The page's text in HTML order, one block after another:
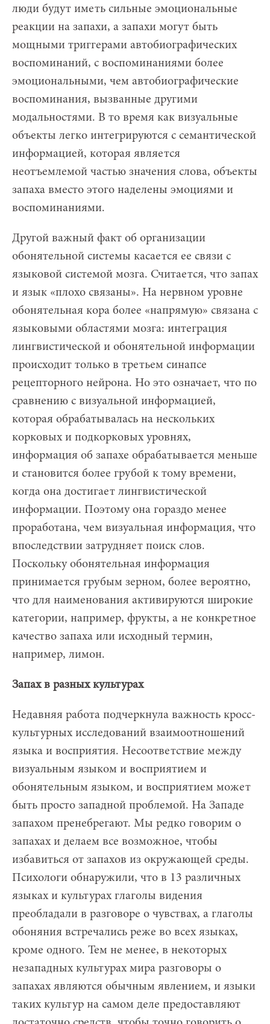
люди будут иметь сильные эмоциональные
реакции на запахи, а запахи могут быть
мощными триггерами автобиографических
воспоминаний, с воспоминаниями более
эмоциональными, чем автобиографические
воспоминания, вызванные другими
модальностями. В то время как визуальные
объекты легко интегрируются с семантической
информацией, которая является
неотъемлемой частью значения слова, объекты
запаха вместо этого наделены эмоциями и
воспоминаниями.
Другой важный факт об организации
обонятельной системы касается ее связи с
языковой системой мозга. Считается, что запах
и язык «плохо связаны». На нервном уровне
обонятельная кора более «напрямую» связана с
языковыми областями мозга: интеграция
лингвистической и обонятельной информации
происходит только в третьем синапсе
рецепторного нейрона. Но это означает, что по
сравнению с визуальной информацией,
которая обрабатывалась на нескольких
корковых и подкорковых уровнях,
информация об запахе обрабатывается меньше
и становится более грубой к тому времени,
когда она достигает лингвистической
информации. Поэтому она гораздо менее
проработана, чем визуальная информация, что
впоследствии затрудняет поиск слов.
Поскольку обонятельная информация
принимается грубым зерном, более вероятно,
что для наименования активируются широкие
категории, например, фрукты, а не конкретное
качество запаха или исходный термин,
например, лимон.
Запах в разных культурах
Недавняя работа подчеркнула важность кросс-
культурных исследований взаимоотношений
языка и восприятия. Несоответствие между
визуальным языком и восприятием и
обонятельным языком, и восприятием может
быть просто западной проблемой. На Западе
запахом пренебрегают. Мы редко говорим о
запахах и делаем все возможное, чтобы
избавиться от запахов из окружающей среды.
Психологи обнаружили, что в 13 различных
языках и культурах глаголы видения
преобладали в разговоре о чувствах, а глаголы
обоняния встречались реже во всех языках,
кроме одного. Тем не менее, в некоторых
незападных культурах мира разговоры о
запахах являются обычным явлением, и языки
таких культур на самом деле предоставляют